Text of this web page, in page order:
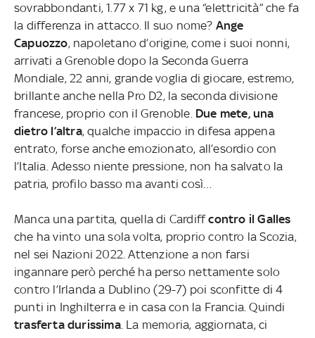
sovrabbondanti, 1.77 x 71 kg, e una “elettricità” che fa
la differenza in attacco. Il suo nome? Ange
Capuozzo, napoletano d’origine, come i suoi nonni,
arrivati a Grenoble dopo la Seconda Guerra
Mondiale, 22 anni, grande voglia di giocare, estremo,
brillante anche nella Pro D2, la seconda divisione
francese, proprio con il Grenoble. Due mete, una
dietro l’altra, qualche impaccio in difesa appena
entrato, forse anche emozionato, all’esordio con
l’Italia. Adesso niente pressione, non ha salvato la
patria, profilo basso ma avanti così…
Manca una partita, quella di Cardiffcontro il Galles
che ha vinto una sola volta, proprio contro la Scozia,
nel sei Nazioni 2022. Attenzione a non farsi
ingannare però perché ha perso nettamente solo
contro l’Irlanda a Dublino (29-7) poi sconfitte di 4
punti in Inghilterra e in casa con la Francia. Quindi
trasferta durissima. La memoria, aggiornata, ci